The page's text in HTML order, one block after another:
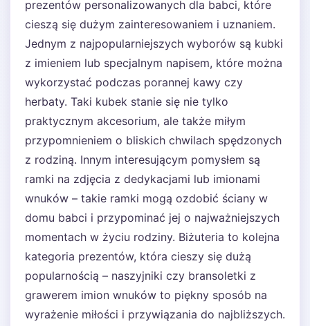
prezentów personalizowanych dla babci, które
cieszą się dużym zainteresowaniem i uznaniem.
Jednym z najpopularniejszych wyborów są kubki
z imieniem lub specjalnym napisem, które można
wykorzystać podczas porannej kawy czy
herbaty. Taki kubek stanie się nie tylko
praktycznym akcesorium, ale także miłym
przypomnieniem o bliskich chwilach spędzonych
z rodziną. Innym interesującym pomysłem są
ramki na zdjęcia z dedykacjami lub imionami
wnuków – takie ramki mogą ozdobić ściany w
domu babci i przypominać jej o najważniejszych
momentach w życiu rodziny. Biżuteria to kolejna
kategoria prezentów, która cieszy się dużą
popularnością – naszyjniki czy bransoletki z
grawerem imion wnuków to piękny sposób na
wyrażenie miłości i przywiązania do najbliższych.